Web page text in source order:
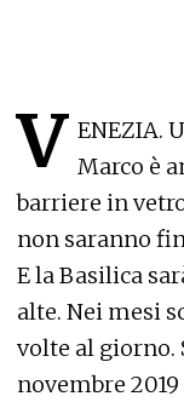
V ENEZIA.
Marco è
barriere in
non saranno
E la Basilica
alte. Nei mesi
volte al giorno.
novembre 2019